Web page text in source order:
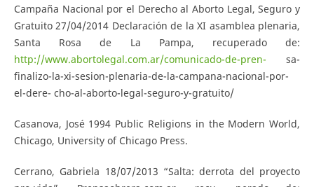
Campaña Nacional por el Derecho al Aborto Legal, Seguro y
Gratuito 27/04/2014 Declaración de la XI asamblea plenaria,
Santa Rosa de La Pampa, recuperado de:
http://www.abortolegal.com.ar/comunicado-de-pren- sa-
finalizo-la-xi-sesion-plenaria-de-la-campana-nacional-por-
el-dere- cho-al-aborto-legal-seguro-y-gratuito/
Casanova, José 1994 Public Religions in the Modern World,
Chicago, University of Chicago Press.
Cerrano, Gabriela 18/07/2013 “Salta: derrota del proyecto